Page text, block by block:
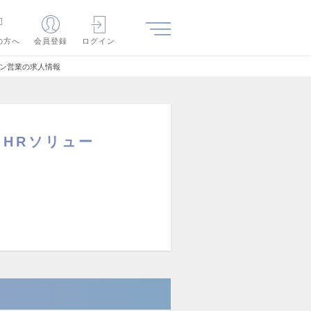
方へ 会員登録 ログイン
営業の求人情報
ソリュー